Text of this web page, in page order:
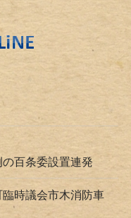
百条委設置連発
時議会市木消防車